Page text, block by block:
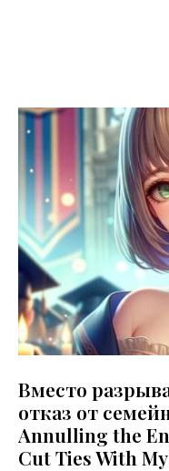
Вместо
отказ от
Annulling the
Cut Ties With